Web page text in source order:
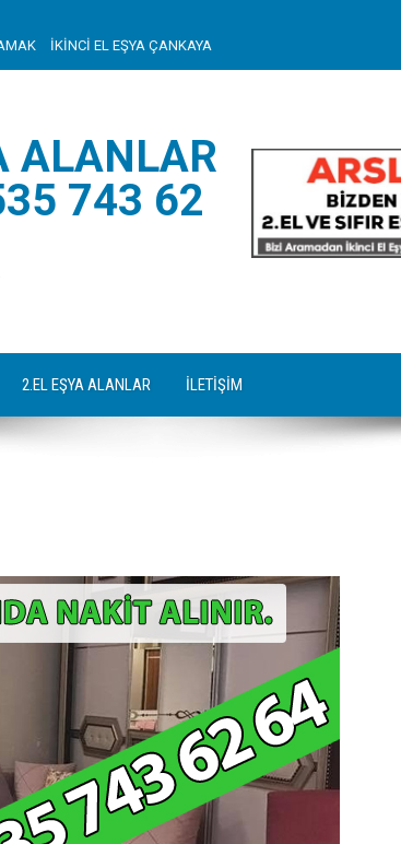
İKİNCİ EL EŞYA ÇANKAYA
ALANLAR
743 62
2.EL EŞYA ALANLAR İLETİŞİM